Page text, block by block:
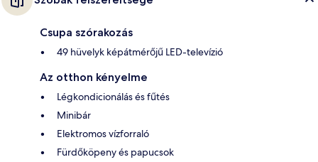
Csupa szórakozás
49 hüvelyk képátmérőjű LED-televízió
Az otthon kényelme
Légkondicionálás és fűtés
Minibár
Elektromos vízforraló
Fürdőköpeny és papucsok